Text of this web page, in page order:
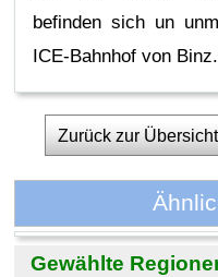
befinden sich un
ICE-Bahnhof von Binz.
Zurück zur Übersicht
Gewählte